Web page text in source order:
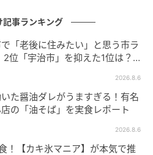
記事ランキング
「老後に住みたい」と思う市ラ
2位「宇治市」を抑えた1位は？
2026.8.6
た醤油ダレがうますぎる！有名
の「油そば」を実食レポート
2026.8.6
！【カキ氷マニア】が本気で推